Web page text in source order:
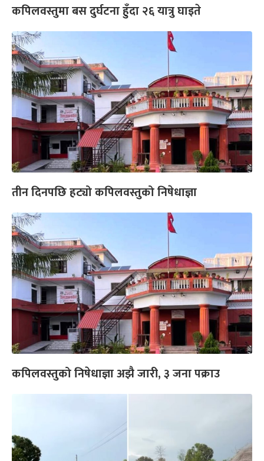
कपिलवस्तुमा बस दुर्घटना हुँदा २६ यात्रु घाइते
तीन दिनपछि हट्यो कपिलवस्तुको निषेधाज्ञा
कपिलवस्तुको निषेधाज्ञा अझै जारी, ३ जना पक्राउ